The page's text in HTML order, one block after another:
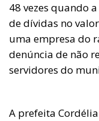
48 vezes quando
de dívidas no
uma empresa do
denúncia de não
servidores do
A prefeita